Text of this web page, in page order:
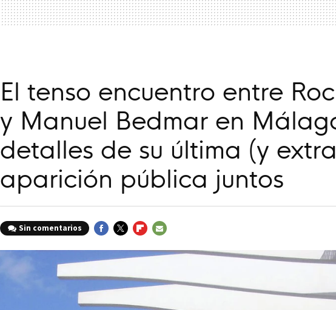
El tenso encuentro entre
y Manuel Bedmar en
detalles de su última (y
aparición pública juntos
Sin comentarios
MAIL